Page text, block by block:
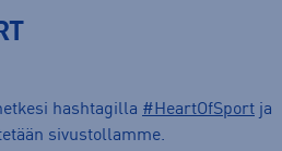
hashtagilla #HeartOfSport ja
sivustollamme.